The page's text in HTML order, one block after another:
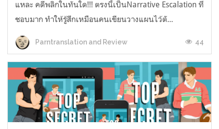
แหละ คดีพลิกในทันใด!!! ตรงนี้เป็นNarrative Escalation ที่
ชอบมาก ทำให้รู้สึกเหมือนคนเขียนวางแผนไว้ตั...
Parntranslation and Review 44